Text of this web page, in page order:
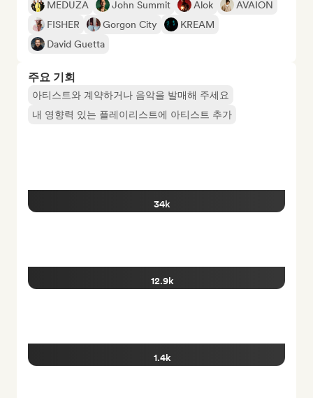
MEDUZA John Summit Alok
AVAION
FISHER
Gorgon City
KREAM
David Guetta
주요 기회
아티스트와 계약하거나 음악을 발매해 주세요
내 영향력 있는 플레이리스트에 아티스트 추가
34k
12.9k
1.4k